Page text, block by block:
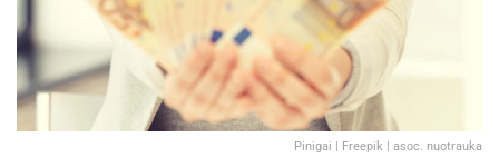
Pinigai | Freepik | asoc. nuotrauka